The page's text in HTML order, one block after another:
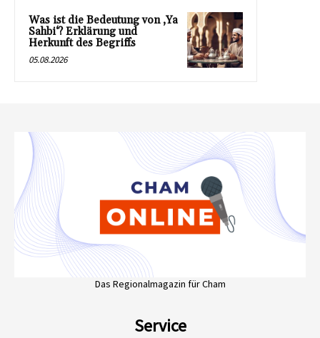
Was ist die Bedeutung von ‚Ya
Sahbi‘? Erklärung und
Herkunft des Begriffs
05.08.2026
Das Regionalmagazin für Cham
Service